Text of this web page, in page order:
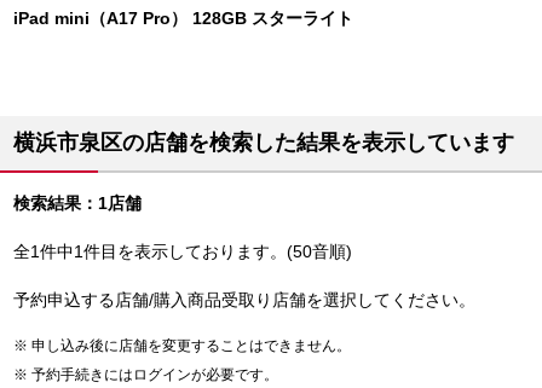
iPad mini（A17 Pro） 128GB スターライト
横浜市泉区の店舗を検索した結果を表示しています
検索結果：1店舗
全1件中1件目を表示しております。(50音順)
予約申込する店舗/購入商品受取り店舗を選択してください。
申し込み後に店舗を変更することはできません。
予約手続きにはログインが必要です。